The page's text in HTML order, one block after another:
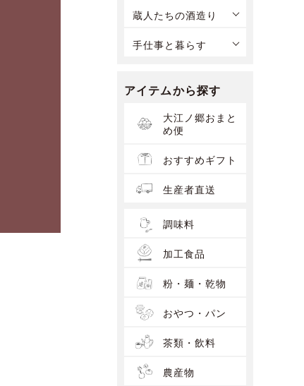
蔵人たちの酒造り
手仕事と暮らす
アイテムから探す
大江ノ郷おまと
め便
おすすめギフト
生産者直送
調味料
加工食品
粉・麺・乾物
おやつ・パン
茶類・飲料
農産物